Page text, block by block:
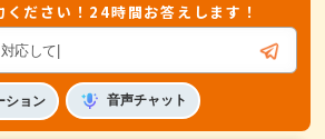
ください！24時間お答えします！
ション 音声チャット